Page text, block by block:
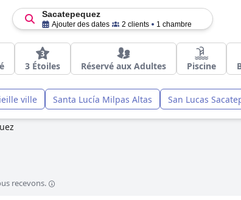
Sacatepequez
Ajouter des dates 2 clients 1 chambre
3 Étoiles Réservé aux Adultes Piscine
ville Santa Lucía Milpas Altas San Lucas
recevons.